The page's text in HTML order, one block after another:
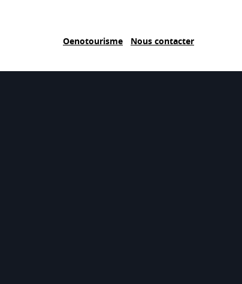
Oenotourisme Nous contacter